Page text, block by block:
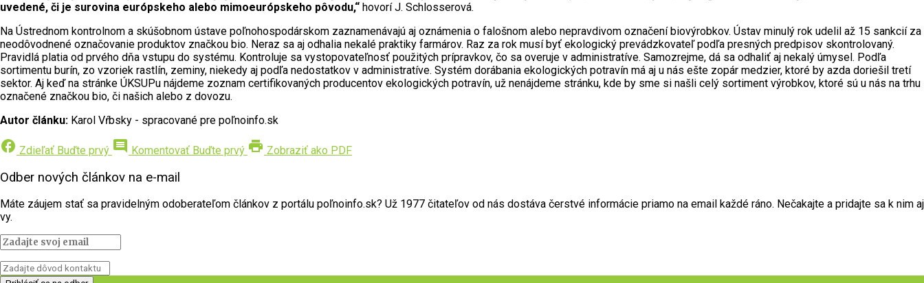
uvedené, či je surovina európskeho alebo mimoeurópskeho pôvodu,“ hovorí J. Schlosserová.
Na Ústrednom kontrolnom a skúšobnom ústave poľnohospodárskom zaznamenávajú aj oznámenia o falošnom alebo nepravdivom označení biovýrobkov. Ústav minulý rok udelil až 15 sankcií za
neodôvodnené označovanie produktov značkou bio. Neraz sa aj odhalia nekalé praktiky farmárov. Raz za rok musí byť ekologický prevádzkovateľ podľa presných predpisov skontrolovaný.
Pravidlá platia od prvého dňa vstupu do systému. Kontroluje sa vystopovateľnosť použitých prípravkov, čo sa overuje v administratíve. Samozrejme, dá sa odhaliť aj nekalý úmysel. Podľa
sortimentu burín, zo vzoriek rastlín, zeminy, niekedy aj podľa nedostatkov v administratíve. Systém dorábania ekologických potravín má aj u nás ešte zopár medzier, ktoré by azda doriešil tretí
sektor. Aj keď na stránke ÚKSUPu nájdeme zoznam certifikovaných producentov ekologických potravín, už nenájdeme stránku, kde by sme si našli celý sortiment výrobkov, ktoré sú u nás na trhu
označené značkou bio, či našich alebo z dovozu.
Autor článku: Karol Vŕbsky - spracované pre poľnoinfo.sk
facebook Zdieľať Buďte prvý comment Komentovať Buďte prvý print Zobraziť ako PDF
Odber nových článkov na e-mail
Máte záujem stať sa pravidelným odoberateľom článkov z portálu poľnoinfo.sk? Už 1977 čitateľov od nás dostáva čerstvé informácie priamo na email každé ráno. Nečakajte a pridajte sa k nim aj
vy.